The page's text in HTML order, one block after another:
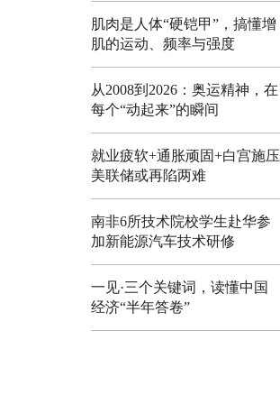
肌肉是人体“硬铠甲”，搞懂增
肌的运动、频率与强度
从2008到2026：奥运精神，在
每个“动起来”的瞬间
就业疲软+通胀顽固+白宫施压
美联储或再陷两难
南非6所技术院校学生赴华参
加新能源汽车技术研修
一见·三个关键词，读懂中国
经济“半年答卷”